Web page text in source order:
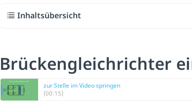
Inhaltsübersicht
Brückengleichrichter
zur Stelle im Video springen
(00:15)